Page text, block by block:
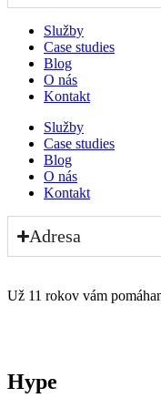
Služby
Case studies
Blog
O nás
Kontakt
Služby
Case studies
Blog
O nás
Kontakt
Adresa
Už 11 rokov vám
Hype